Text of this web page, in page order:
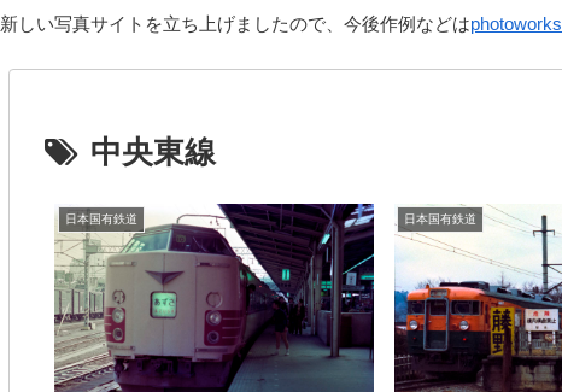
新しい写真サイトを立ち上げましたので、今後作例などはphotoworks
中央東線
日本国有鉄道 日本国有鉄道